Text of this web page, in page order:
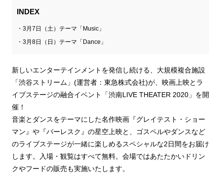
INDEX
3月7日（土）テーマ「Music」
3月8日（日）テーマ「Dance」
新しいエンターテインメントを発信し続ける、大規模複合施設
「渋谷ストリーム」(運営者：東急株式会社)が、映画上映とラ
イブステージの融合イベント「渋南LIVE THEATER 2020」を開
催！
音楽とダンスをテーマにした名作映画『グレイテスト・ショー
マン』や『バーレスク』の星空上映と、ゴスペルやダンスなど
のライブステージが一緒に楽しめるスペシャルな2日間をお届け
します。入場・観覧はすべて無料。会場ではあたたかいドリン
クやフードの販売も実施いたします。